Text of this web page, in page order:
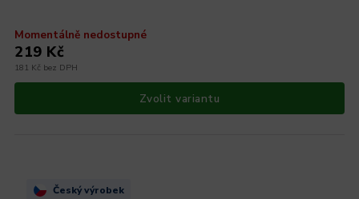
Momentálně nedostupné
181 Kč bez DPH
219 Kč
Zvolit variantu
Český výrobek